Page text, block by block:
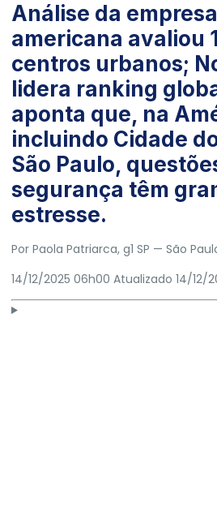
Análise da
americana avaliou
centros urbanos;
lidera ranking
aponta que, na
incluindo Cidade
São Paulo,
segurança têm
estresse.
Por Paola Patriarca, g1 SP — São
14/12/2025 06h00 Atualizado 14/12/